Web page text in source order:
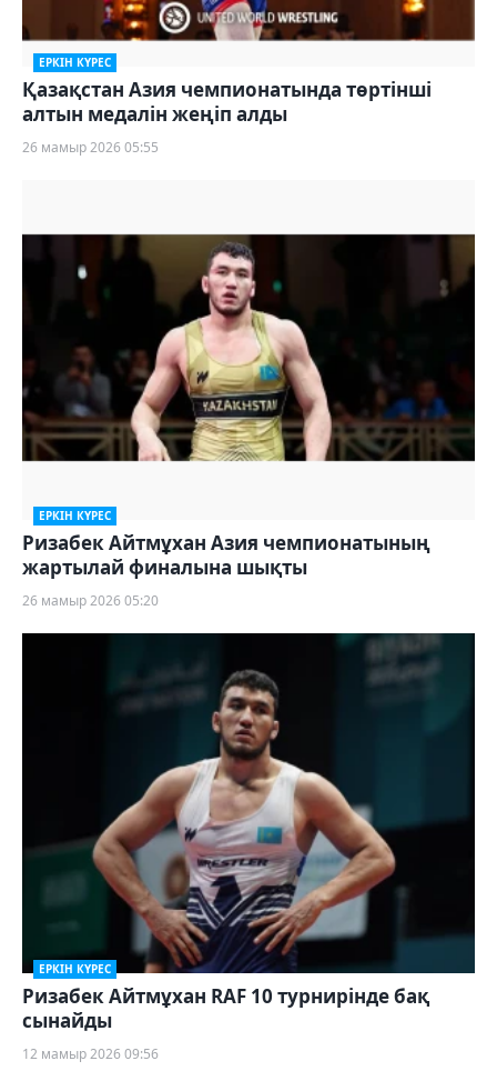
ЕРКІН КҮРЕС
Қазақстан Азия чемпионатында төртінші
алтын медалін жеңіп алды
26 мамыр 2026 05:55
ЕРКІН КҮРЕС
Ризабек Айтмұхан Азия чемпионатының
жартылай финалына шықты
26 мамыр 2026 05:20
ЕРКІН КҮРЕС
Ризабек Айтмұхан RAF 10 турнирінде бақ
сынайды
12 мамыр 2026 09:56